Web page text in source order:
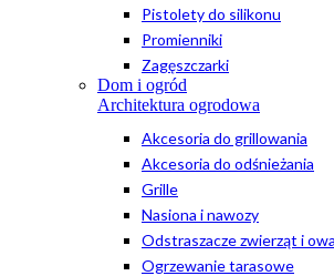
Pistolety do silikonu
Promienniki
Zagęszczarki
Dom i ogród
Architektura ogrodowa
Akcesoria do grillowania
Akcesoria do odśnieżania
Grille
Nasiona i nawozy
Odstraszacze zwierząt i
Ogrzewanie tarasowe